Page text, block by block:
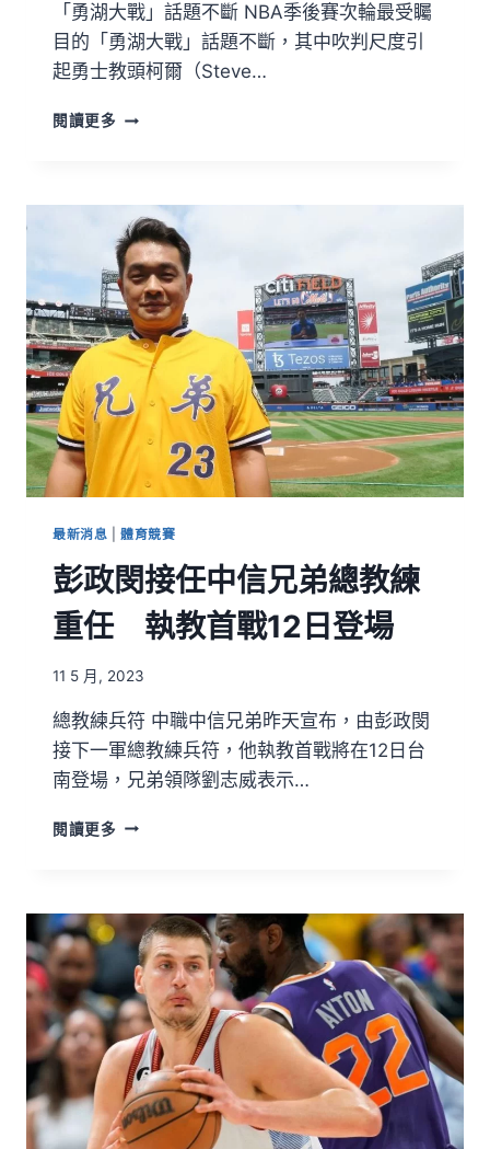
「勇湖大戰」話題不斷 NBA季後賽次輪最受矚
目的「勇湖大戰」話題不斷，其中吹判尺度引
起勇士教頭柯爾（Steve…
閱讀更多
最新消息 |體育競賽
彭政閔接任中信兄弟總教練
重任 執教首戰12日登場
11 5 月, 2023
總教練兵符 中職中信兄弟昨天宣布，由彭政閔
接下一軍總教練兵符，他執教首戰將在12日台
南登場，兄弟領隊劉志威表示…
閱讀更多